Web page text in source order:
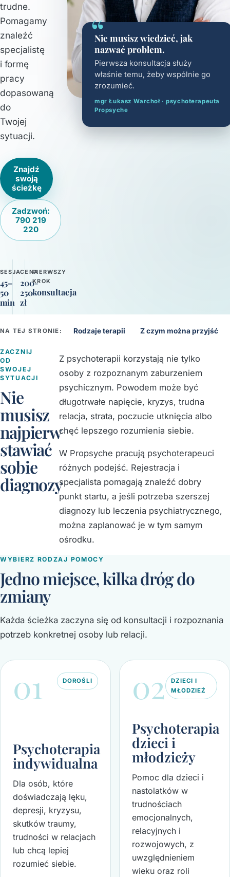
trudne.
Pomagamy
znaleźć
specjalistę
i formę
pracy
dopasowaną
do
Twojej
sytuacji.
Znajdź
swoją
ścieżkę
Zadzwoń:
790 219
220
SESJA
45–
50
min
CENA
200-
250
zł
PIERWSZY
KROK
konsultacja
“
Nie musisz wiedzieć, jak
nazwać problem.
Pierwsza konsultacja służy
właśnie temu, żeby wspólnie go
zrozumieć.
mgr Łukasz Warchoł · psychoterapeuta
Propsyche
NA TEJ STRONIE: Rodzaje terapii Z czym można przyjść
ZACZNIJ
OD
SWOJEJ
SYTUACJI
Nie
musisz
najpierw
stawiać
sobie
diagnozy
Z psychoterapii korzystają nie tylko
osoby z rozpoznanym zaburzeniem
psychicznym. Powodem może być
długotrwałe napięcie, kryzys, trudna
relacja, strata, poczucie utknięcia albo
chęć lepszego rozumienia siebie.
W Propsyche pracują psychoterapeuci
różnych podejść. Rejestracja i
specjalista pomagają znaleźć dobry
punkt startu, a jeśli potrzeba szerszej
diagnozy lub leczenia psychiatrycznego,
można zaplanować je w tym samym
ośrodku.
WYBIERZ RODZAJ POMOCY
Jedno miejsce, kilka dróg do
zmiany
Każda ścieżka zaczyna się od konsultacji i rozpoznania
potrzeb konkretnej osoby lub relacji.
01 DOROŚLI
Psychoterapia
indywidualna
Dla osób, które
doświadczają lęku,
depresji, kryzysu,
skutków traumy,
trudności w relacjach
lub chcą lepiej
rozumieć siebie.
02
DZIECI I
MŁODZIEŻ
Psychoterapia
dzieci i
młodzieży
Pomoc dla dzieci i
nastolatków w
trudnościach
emocjonalnych,
relacyjnych i
rozwojowych, z
uwzględnieniem
wieku oraz roli